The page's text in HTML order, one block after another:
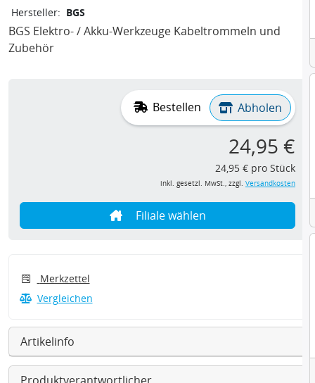
Hersteller: BGS
BGS Elektro- / Akku-Werkzeuge Kabeltrommeln und
Zubehör
Bestellen Abholen
24,95 €
24,95 € pro Stück
inkl. gesetzl. MwSt., zzgl. Versandkosten
Filiale wählen
Merkzettel
Vergleichen
Artikelinfo